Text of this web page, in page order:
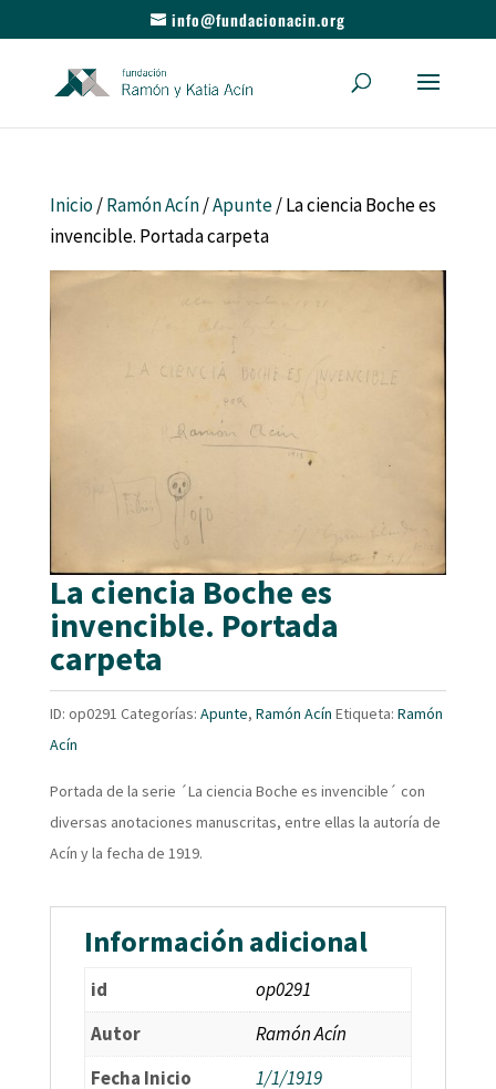
info@fundacionacin.org
Inicio/Ramón Acín/Apunte/ La ciencia Boche es
invencible. Portada carpeta
La ciencia Boche es
invencible. Portada
carpeta
ID: op0291 Categorías: Apunte, Ramón Acín Etiqueta: Ramón
Acín
Portada de la serie ´La ciencia Boche es invencible´ con
diversas anotaciones manuscritas, entre ellas la autoría de
Acín y la fecha de 1919.
Información adicional
id
op0291
Autor
Ramón Acín
Fecha Inicio
1/1/1919